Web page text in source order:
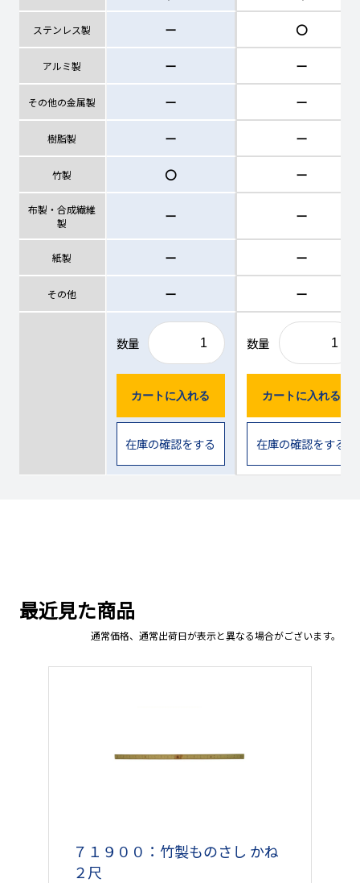
ステンレス製 ー 〇
アルミ製 ー ー
その他の金属製 ー ー
樹脂製 ー ー
竹製 〇 ー
布製・合成繊維
製
ー ー
紙製 ー ー
その他 ー ー
数量
カートに入れる
在庫の確認をする
数量
カートに入れる
在庫の確認をする
最近見た商品
通常価格、通常出荷日が表示と異なる場合がございます。
７１９００：竹製ものさし かね
２尺